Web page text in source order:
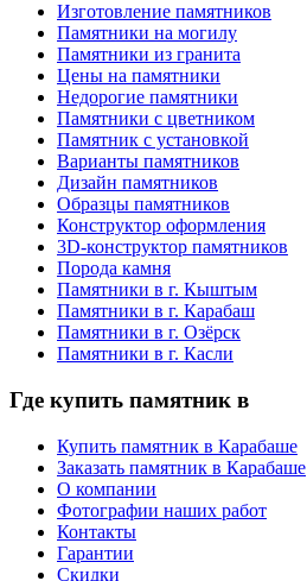
Изготовление памятников
Памятники на могилу
Памятники из гранита
Цены на памятники
Недорогие памятники
Памятники с цветником
Памятник с установкой
Варианты памятников
Дизайн памятников
Образцы памятников
Конструктор оформления
3D-конструктор памятников
Порода камня
Памятники в г. Кыштым
Памятники в г. Карабаш
Памятники в г. Озёрск
Памятники в г. Касли
Где купить памятник в
Купить памятник в Карабаше
Заказать памятник в Карабаше
О компании
Фотографии наших работ
Контакты
Гарантии
Скидки